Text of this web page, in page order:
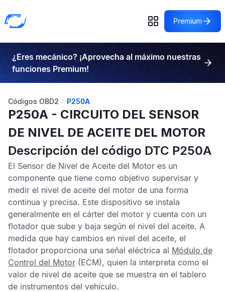
Premium
¿Eres mecánico? ¡Aprovecha al máximo nuestras
funciones Premium!
Códigos OBD2 P250A
P250A - CIRCUITO DEL SENSOR
DE NIVEL DE ACEITE DEL MOTOR
Descripción del código DTC P250A
El Sensor de Nivel de Aceite del Motor es un
componente que tiene como objetivo supervisar y
medir el nivel de aceite del motor de una forma
continua y precisa. Este dispositivo se instala
generalmente en el cárter del motor y cuenta con un
flotador que sube y baja según el nivel del aceite. A
medida que hay cambios en nivel del aceite, el
flotador proporciona una señal eléctrica al Módulo de
Control del Motor (ECM), quien la interpreta como el
valor de nivel de aceite que se muestra en el tablero
de instrumentos del vehículo.